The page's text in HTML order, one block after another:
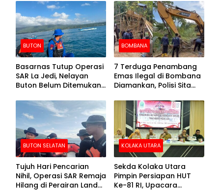
Kemasukan Air
BUTON
Basarnas Tutup Operasi
SAR La Jedi, Nelayan
Buton Belum Ditemukan
BOMBANA
7 Terduga Penambang
Emas Ilegal di Bombana
Diamankan, Polisi Sita
Crusher
BUTON SELATAN
Tujuh Hari Pencarian
Nihil, Operasi SAR Remaja
Hilang di Perairan Lande
KOLAKA UTARA
Sekda Kolaka Utara
Pimpin Persiapan HUT
Ke-81 RI, Upacara